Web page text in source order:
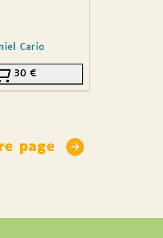
Cario
30€
page